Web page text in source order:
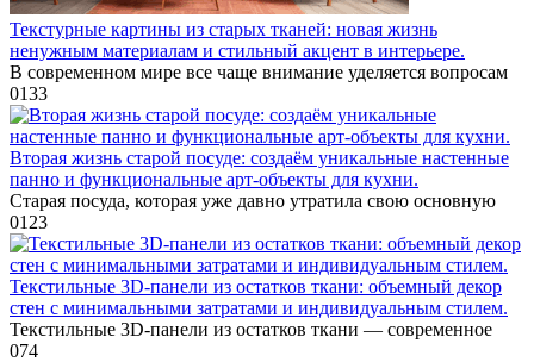
Текстурные картины из старых тканей: новая жизнь
ненужным материалам и стильный акцент в интерьере.
В современном мире все чаще внимание уделяется вопросам
0133
Вторая жизнь старой посуде: создаём уникальные настенные
панно и функциональные арт-объекты для кухни.
Старая посуда, которая уже давно утратила свою основную
0123
Текстильные 3D-панели из остатков ткани: объемный декор
стен с минимальными затратами и индивидуальным стилем.
Текстильные 3D-панели из остатков ткани — современное
074